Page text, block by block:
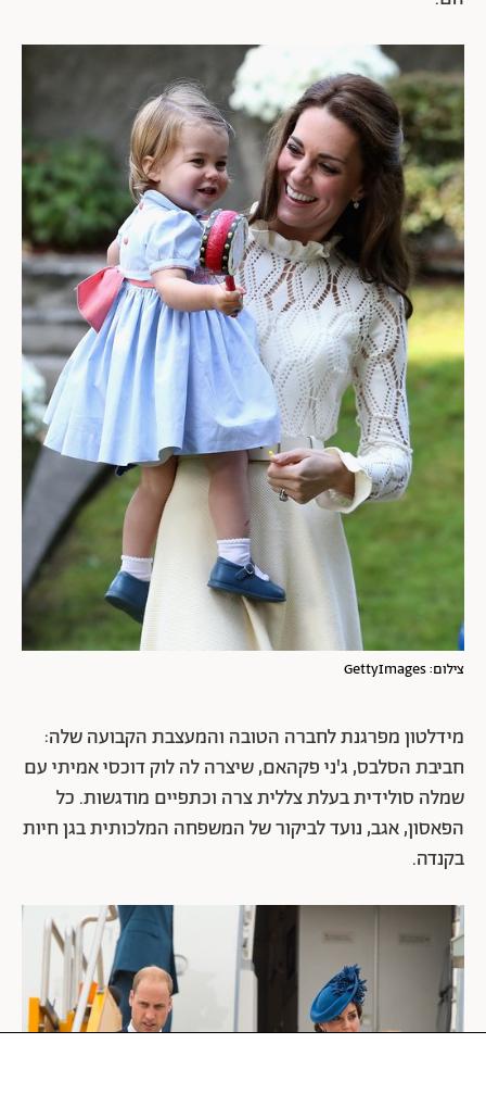
צילום: GettyImages
מידלטון מפרגנת לחברה הטובה והמעצבת הקבועה שלה:
חביבת הסלבס, ג'ני פקהאם, שיצרה לה לוק דוכסי אמיתי עם
שמלה סולידית בעלת צללית צרה וכתפיים מודגשות. כל
הפאסון, אגב, נועד לביקור של המשפחה המלכותית בגן חיות
בקנדה.